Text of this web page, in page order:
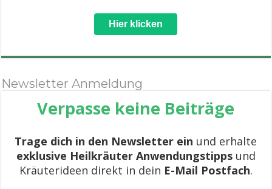
Hier klicken
Newsletter Anmeldung
Verpasse keine Beiträge
Trage dich in den Newsletter ein und erhalte
exklusive Heilkräuter Anwendungstippsund
Kräuterideen direkt in dein E-Mail Postfach.